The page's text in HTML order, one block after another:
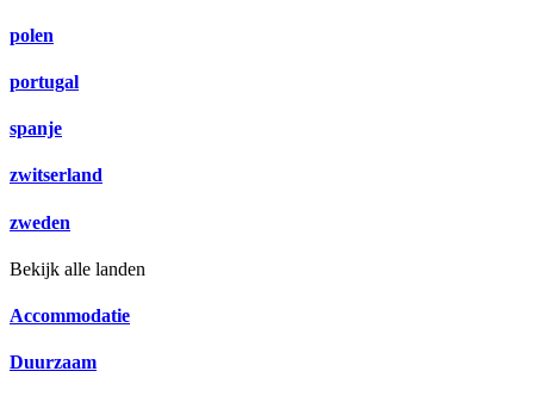
polen
portugal
spanje
zwitserland
zweden
Bekijk alle landen
Accommodatie
Duurzaam